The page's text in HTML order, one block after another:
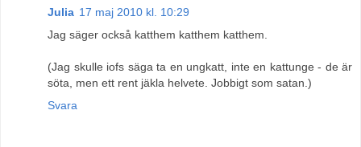
Julia 17 maj 2010 kl. 10:29
Jag säger också katthem katthem katthem.
(Jag skulle iofs säga ta en ungkatt, inte en kattunge - de är
söta, men ett rent jäkla helvete. Jobbigt som satan.)
Svara